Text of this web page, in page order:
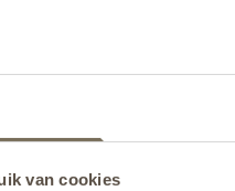
van cookies